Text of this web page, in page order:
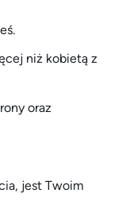
niż kobietą z
oraz
jest Twoim